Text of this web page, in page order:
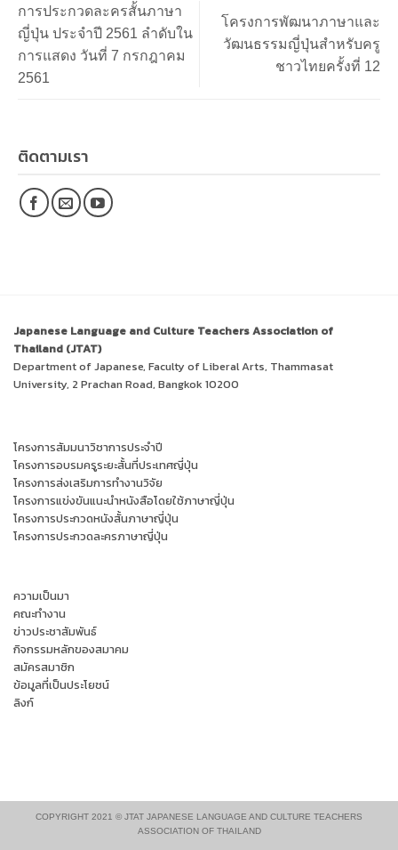
การประกวดละครสั้นภาษา
ญี่ปุ่น ประจำปี 2561 ลำดับใน
การแสดง วันที่ 7 กรกฎาคม
2561
โครงการพัฒนาภาษาและ
วัฒนธรรมญี่ปุ่นสำหรับครู
ชาวไทยครั้งที่ 12
ติดตามเรา
Japanese Language and Culture Teachers Association of
Thailand (JTAT)
Department of Japanese, Faculty of Liberal Arts, Thammasat
University, 2 Prachan Road, Bangkok 10200
โครงการสัมมนาวิชาการประจำปี
โครงการอบรมครูระยะสั้นที่ประเทศญี่ปุ่น
โครงการส่งเสริมการทำงานวิจัย
โครงการแข่งขันแนะนำหนังสือโดยใช้ภาษาญี่ปุ่น
โครงการประกวดหนังสั้นภาษาญี่ปุ่น
โครงการประกวดละครภาษาญี่ปุ่น
ความเป็นมา
คณะทำงาน
ข่าวประชาสัมพันธ์
กิจกรรมหลักของสมาคม
สมัครสมาชิก
ข้อมูลที่เป็นประโยชน์
ลิงก์
COPYRIGHT 2021 © JTAT JAPANESE LANGUAGE AND CULTURE TEACHERS
ASSOCIATION OF THAILAND